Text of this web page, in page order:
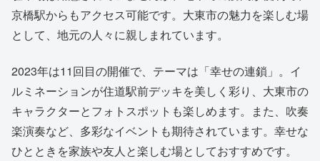
京橋駅からもアクセス可能です。大東市の魅力を楽しむ場
として、地元の人々に親しまれています。
2023年は11回目の開催で、テーマは「幸せの連鎖」。イ
ルミネーションが住道駅前デッキを美しく彩り、大東市の
キャラクターとフォトスポットも楽しめます。また、吹奏
楽演奏など、多彩なイベントも期待されています。幸せな
ひとときを家族や友人と楽しむ場としておすすめです。